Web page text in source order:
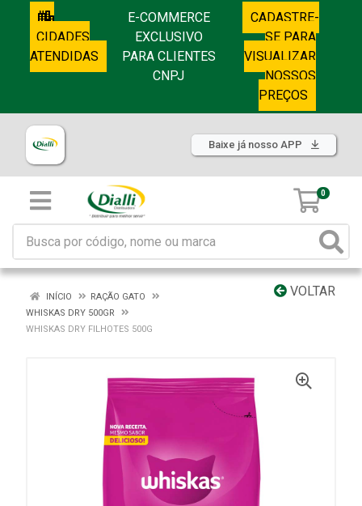
CIDADES
ATENDIDAS
E-COMMERCE
EXCLUSIVO
PARA CLIENTES
CNPJ
CADASTRE-
SE PARA
VISUALIZAR
NOSSOS
PREÇOS
Baixe já nosso APP
0
VOLTAR
INÍCIO
RAÇÃO GATO
WHISKAS DRY 500GR
WHISKAS DRY FILHOTES 500G